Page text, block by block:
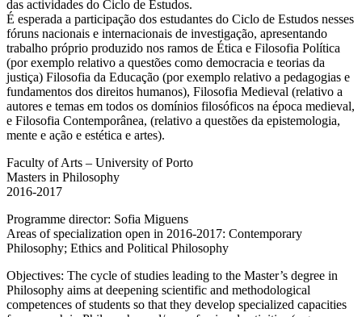
das actividades do Ciclo de Estudos.
É esperada a participação dos estudantes do Ciclo de Estudos nesses
fóruns nacionais e internacionais de investigação, apresentando
trabalho próprio produzido nos ramos de Ética e Filosofia Política
(por exemplo relativo a questões como democracia e teorias da
justiça) Filosofia da Educação (por exemplo relativo a pedagogias e
fundamentos dos direitos humanos), Filosofia Medieval (relativo a
autores e temas em todos os domínios filosóficos na época medieval,
e Filosofia Contemporânea, (relativo a questões da epistemologia,
mente e ação e estética e artes).
Faculty of Arts – University of Porto
Masters in Philosophy
2016-2017
Programme director: Sofia Miguens
Areas of specialization open in 2016-2017: Contemporary
Philosophy; Ethics and Political Philosophy
Objectives: The cycle of studies leading to the Master’s degree in
Philosophy aims at deepening scientific and methodological
competences of students so that they develop specialized capacities